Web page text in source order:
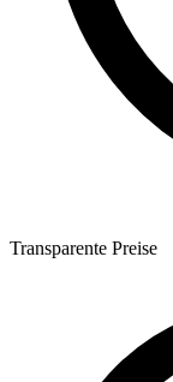
Transparente Preise